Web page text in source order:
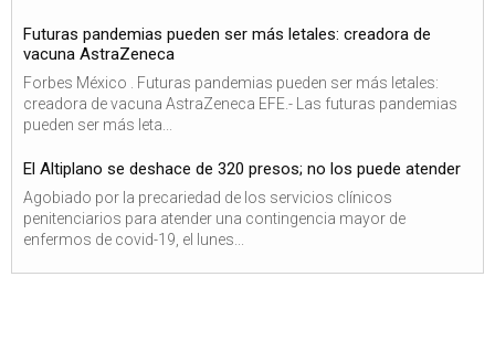
Futuras pandemias pueden ser más letales: creadora de
vacuna AstraZeneca
Forbes México . Futuras pandemias pueden ser más letales:
creadora de vacuna AstraZeneca EFE.- Las futuras pandemias
pueden ser más leta...
El Altiplano se deshace de 320 presos; no los puede atender
Agobiado por la precariedad de los servicios clínicos
penitenciarios para atender una contingencia mayor de
enfermos de covid-19, el lunes...